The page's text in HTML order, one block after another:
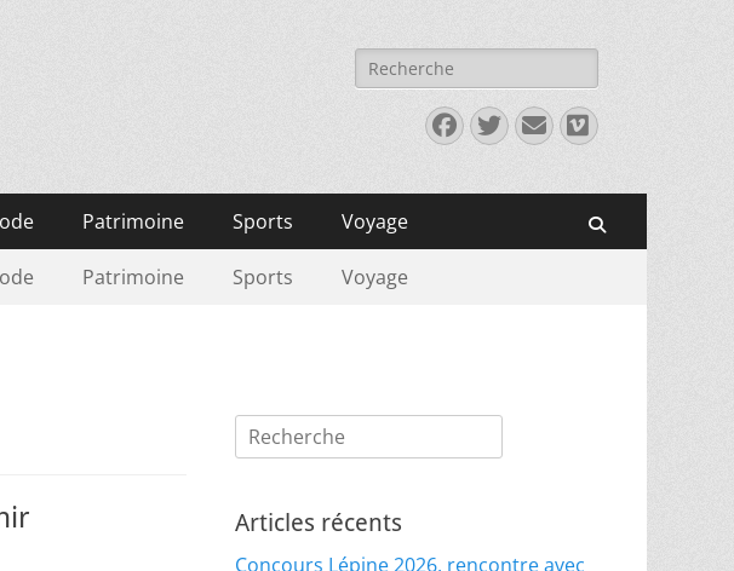
Rechercher :
Facebook
Twitter
E-
mail
Vimeo
Patrimoine Sports Voyage
Patrimoine Sports Voyage
Rechercher :
Articles récents
Concours Lépine 2026, rencontre avec